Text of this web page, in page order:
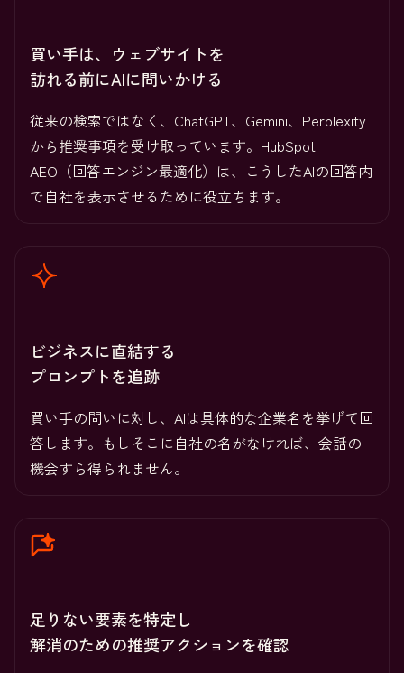
買い手は、ウェブサイトを
訪れる前にAIに問いかける
従来の検索ではなく、ChatGPT、Gemini、Perplexity
から推奨事項を受け取っています。HubSpot
AEO（回答エンジン最適化）は、こうしたAIの回答内
で自社を表示させるために役立ちます。
ビジネスに直結する
プロンプトを追跡
買い手の問いに対し、AIは具体的な企業名を挙げて回
答します。もしそこに自社の名がなければ、会話の
機会すら得られません。
足りない要素を特定し
解消のための推奨アクションを確認